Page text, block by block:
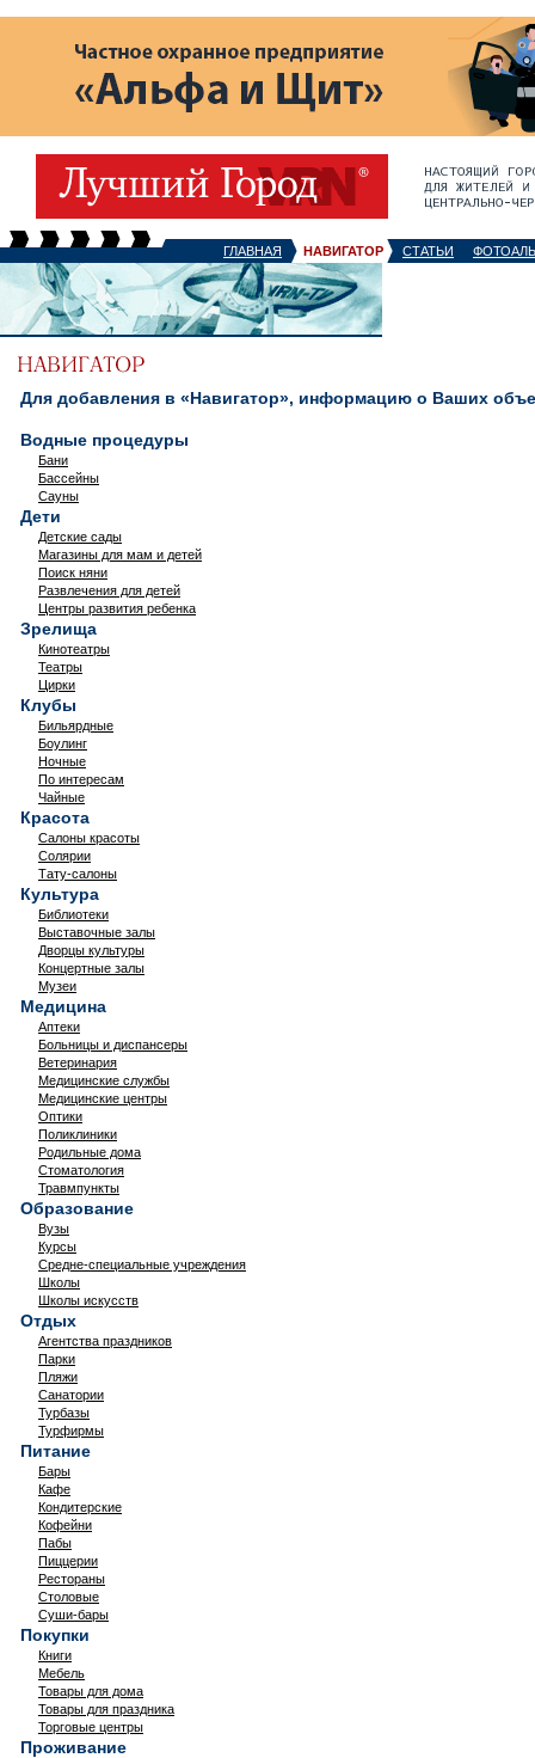
ГЛАВНАЯ НАВИГАТОР СТАТЬИ
Для добавления в «Навигатор», информацию о Ваших
Водные процедуры
Бани
Бассейны
Сауны
Дети
Детские сады
Магазины для мам и детей
Поиск няни
Развлечения для детей
Центры развития ребенка
Зрелища
Кинотеатры
Театры
Цирки
Клубы
Бильярдные
Боулинг
Ночные
По интересам
Чайные
Красота
Салоны красоты
Солярии
Тату-салоны
Культура
Библиотеки
Выставочные залы
Дворцы культуры
Концертные залы
Музеи
Медицина
Аптеки
Больницы и диспансеры
Ветеринария
Медицинские службы
Медицинские центры
Оптики
Поликлиники
Родильные дома
Стоматология
Травмпункты
Образование
Вузы
Курсы
Средне-специальные учреждения
Школы
Школы искусств
Отдых
Агентства праздников
Парки
Пляжи
Санатории
Турбазы
Турфирмы
Питание
Бары
Кафе
Кондитерские
Кофейни
Пабы
Пиццерии
Рестораны
Столовые
Суши-бары
Покупки
Книги
Мебель
Товары для дома
Товары для праздника
Торговые центры
Проживание